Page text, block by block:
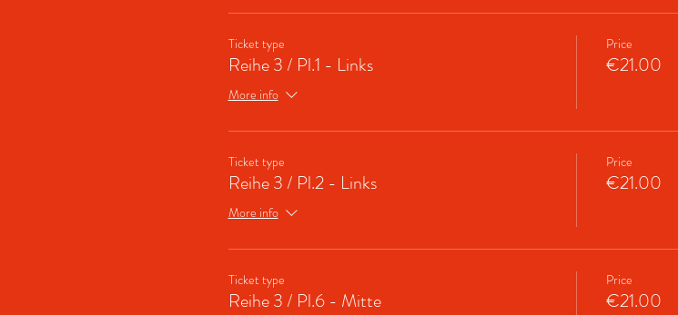
Ticket type
Reihe 3 / Pl.1 - Links
More info
Price
€21.00
Ticket type
Reihe 3 / Pl.2 - Links
More info
Price
€21.00
Ticket type
Reihe 3 / Pl.6 - Mitte
Price
€21.00